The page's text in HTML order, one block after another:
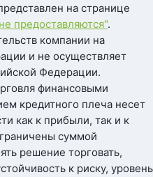
на странице
предоставляются".
компании на
и не осуществляет
Федерации.
финансовыми
кредитного плеча несет
как к прибыли, так и к
суммой
решение торговать,
к риску, уровень